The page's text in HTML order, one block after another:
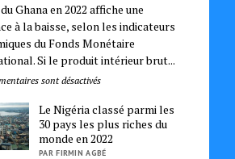
Ghana en 2022 affiche une
à la baisse, selon les indicateurs
du Fonds Monétaire
Si le produit intérieur brut...
sont désactivés
Le Nigéria classé parmi les
30 pays les plus riches du
monde en 2022
PAR FIRMIN AGBÉ